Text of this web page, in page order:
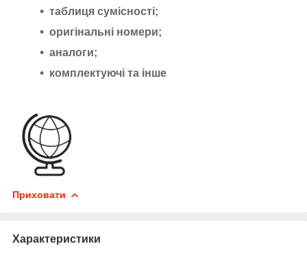
таблиця сумісності;
оригінальні номери;
аналоги;
комплектуючі та інше
Приховати
Характеристики